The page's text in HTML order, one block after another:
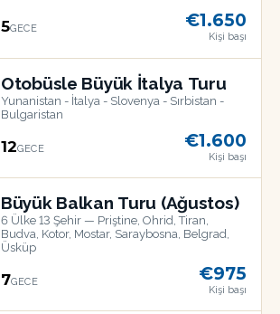
5GECE €1.650
Kişi başı
Otobüsle Büyük İtalya Turu
Yunanistan - İtalya - Slovenya - Sırbistan -
Bulgaristan
12GECE €1.600
Kişi başı
Büyük Balkan Turu (Ağustos)
6 Ülke 13 Şehir — Priştine, Ohrid, Tiran,
Budva, Kotor, Mostar, Saraybosna, Belgrad,
Üsküp
7GECE €975
Kişi başı